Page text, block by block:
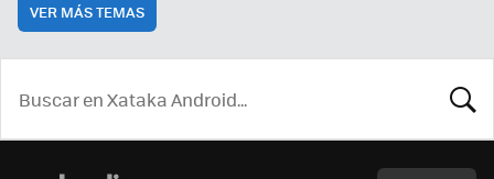
VER MÁS TEMAS